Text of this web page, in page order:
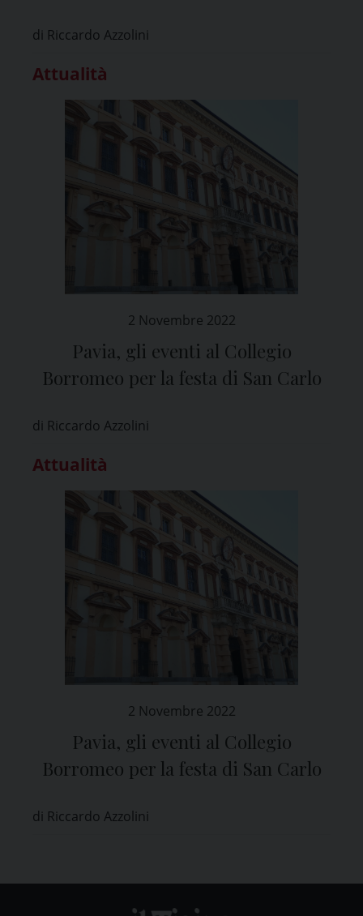
di Riccardo Azzolini
Attualità
2 Novembre 2022
Pavia, gli eventi al Collegio
Borromeo per la festa di San Carlo
di Riccardo Azzolini
Attualità
2 Novembre 2022
Pavia, gli eventi al Collegio
Borromeo per la festa di San Carlo
di Riccardo Azzolini